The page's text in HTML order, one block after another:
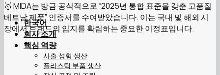
한국어
회사 소개
핵심 역량
사출 성형 생산
플라스틱 부품 생산
🥇 MIDA는 방금 공식적으로 “2025년 통합 표준을 갖춘 고품질
베트남 제품” 인증서를 수여받았습니다. 이는 국내 및 해외 시
장에서 브랜드의 입지를 확립하는 중요한 이정표입니다.